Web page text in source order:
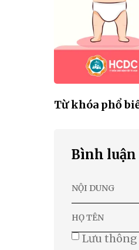
Từ khóa phổ
Bình luận
Lưu